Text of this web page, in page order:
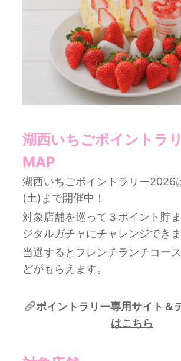
湖西いちごポイントラ
MAP
湖西いちごポイントラリー2026
(土)まで開催中！
対象店舗を巡って３ポイント貯
ジタルガチャにチャレンジできま
当選するとフレンチランチコー
どがもらえます。
ポイントラリー専用サイト＆
はこちら